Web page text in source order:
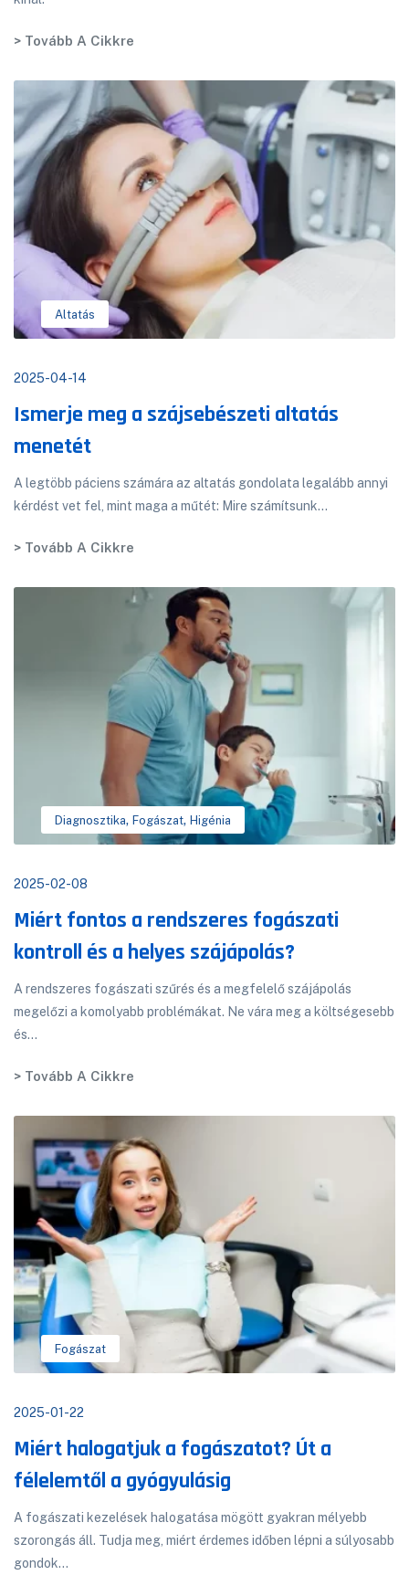
> Tovább A Cikkre
Altatás
2025-04-14
Ismerje meg a szájsebészeti altatás
menetét
A legtöbb páciens számára az altatás gondolata legalább annyi
kérdést vet fel, mint maga a műtét: Mire számítsunk...
> Tovább A Cikkre
Diagnosztika, Fogászat, Higénia
2025-02-08
Miért fontos a rendszeres fogászati
kontroll és a helyes szájápolás?
A rendszeres fogászati szűrés és a megfelelő szájápolás
megelőzi a komolyabb problémákat. Ne vára meg a költségesebb
és...
> Tovább A Cikkre
Fogászat
2025-01-22
Miért halogatjuk a fogászatot? Út a
félelemtől a gyógyulásig
A fogászati kezelések halogatása mögött gyakran mélyebb
szorongás áll. Tudja meg, miért érdemes időben lépni a súlyosabb
gondok...